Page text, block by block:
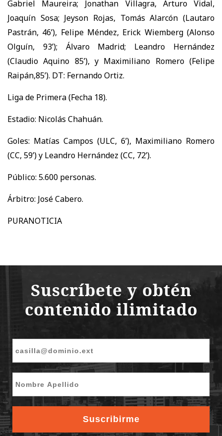
Gabriel Maureira; Jonathan Villagra, Arturo Vidal,
Joaquín Sosa; Jeyson Rojas, Tomás Alarcón (Lautaro
Pastrán, 46’), Felipe Méndez, Erick Wiemberg (Alonso
Olguín, 93’); Álvaro Madrid; Leandro Hernández
(Claudio Aquino 85’), y Maximiliano Romero (Felipe
Raipán,85’). DT: Fernando Ortiz.
Liga de Primera (Fecha 18).
Estadio: Nicolás Chahuán.
Goles: Matías Campos (ULC, 6’), Maximiliano Romero
(CC, 59’) y Leandro Hernández (CC, 72’).
Público: 5.600 personas.
Árbitro: José Cabero.
PURANOTICIA